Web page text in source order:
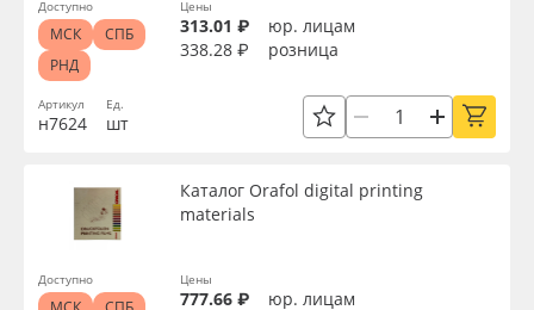
Артикул
н7624
Ед.
шт
Цены
313.01 ₽
юр. лицам
338.28 ₽
розница
Доступно
МСК
СПБ
РНД
Каталог Orafol digital printing
materials
Цены
777.66 ₽
юр. лицам
Доступно